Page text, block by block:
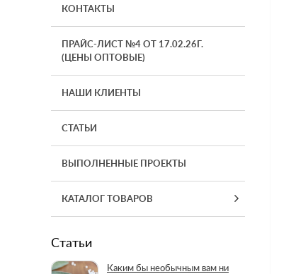
КОНТАКТЫ
ПРАЙС-ЛИСТ №4 ОТ 17.02.26Г.
(ЦЕНЫ ОПТОВЫЕ)
НАШИ КЛИЕНТЫ
СТАТЬИ
ВЫПОЛНЕННЫЕ ПРОЕКТЫ
КАТАЛОГ ТОВАРОВ
Статьи
Каким бы необычным вам ни